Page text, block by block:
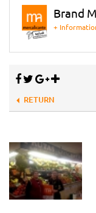
Brand
+
RETURN